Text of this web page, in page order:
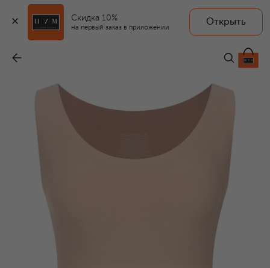
Скидка 10%
на первый заказ в приложении
Открыть